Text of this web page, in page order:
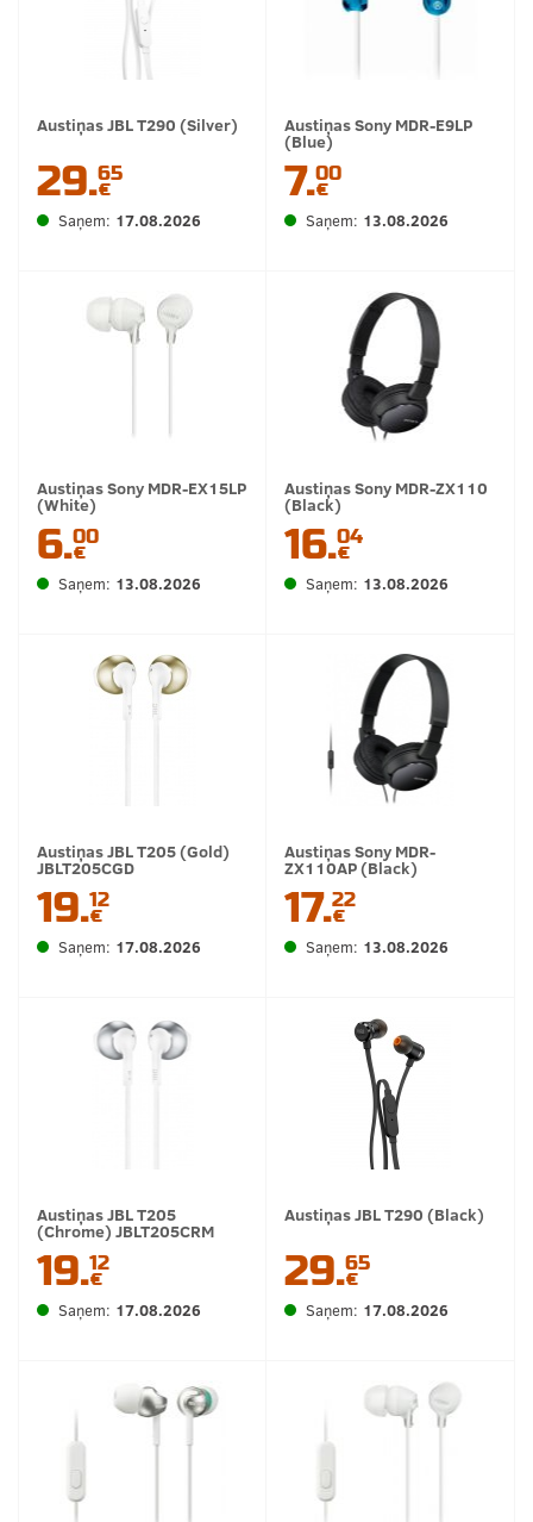
Austiņas JBL T290 (Silver)
29.65
€
Saņem: 17.08.2026
Austiņas Sony MDR-E9LP
(Blue)
7.00
€
Saņem: 13.08.2026
Austiņas Sony MDR-EX15LP
(White)
6.00
€
Saņem: 13.08.2026
Austiņas Sony MDR-ZX110
(Black)
16.04
€
Saņem: 13.08.2026
Austiņas JBL T205 (Gold)
JBLT205CGD
19.12
€
Saņem: 17.08.2026
Austiņas Sony MDR-
ZX110AP (Black)
17.22
€
Saņem: 13.08.2026
Austiņas JBL T205
(Chrome) JBLT205CRM
19.12
€
Saņem: 17.08.2026
Austiņas JBL T290 (Black)
29.65
€
Saņem: 17.08.2026